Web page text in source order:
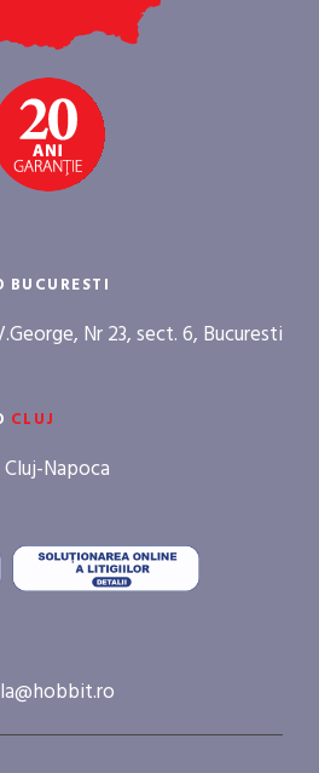
BUCURESTI
Nr 23, sect. 6, Bucuresti
CLUJ
Napoca